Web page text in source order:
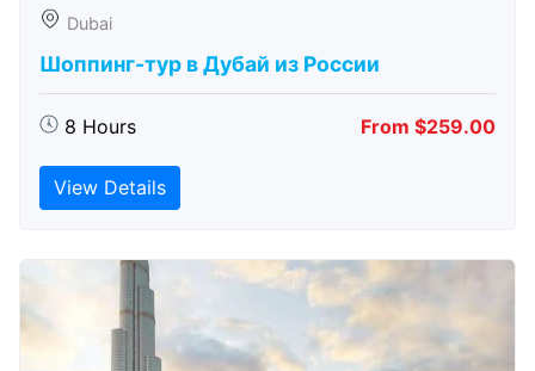
Dubai
Шоппинг-тур в Дубай из России
8 Hours From $259.00
View Details